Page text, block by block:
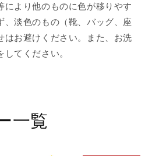
により他のものに色が移りやす
、淡色のもの（靴、バッグ、座
はお避けください。また、お洗
てください。
一覧